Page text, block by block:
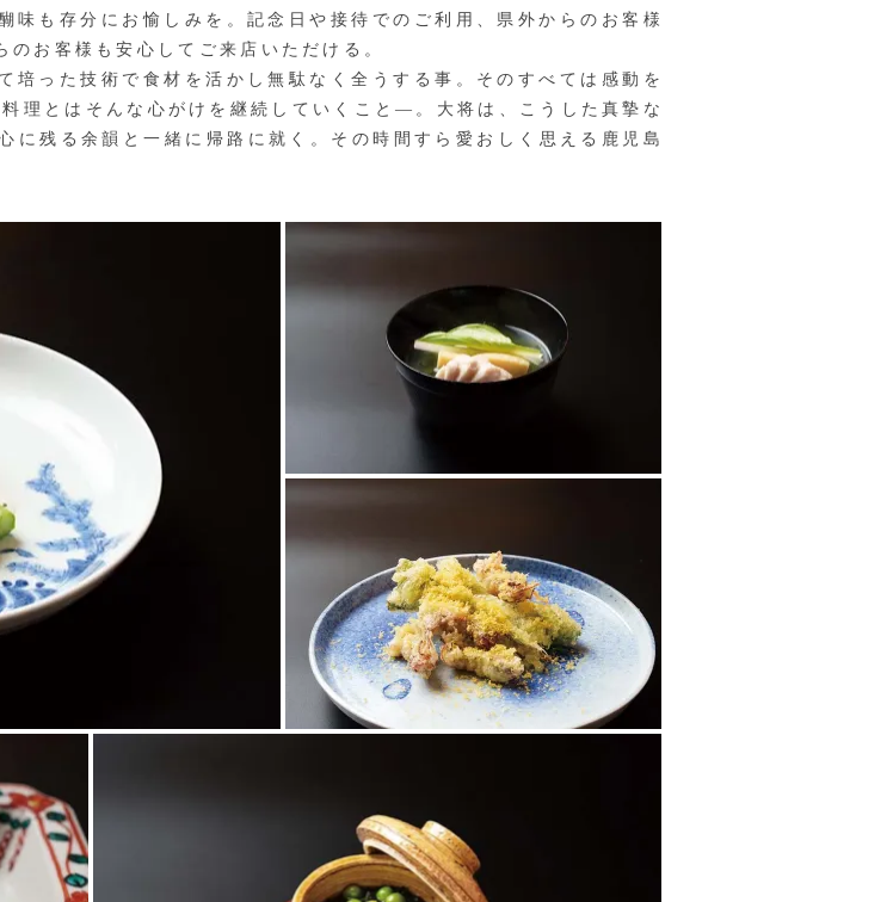
味も存分にお愉しみを。記念日や接待でのご利用、県外からのお客様
お客様も安心してご来店いただける。
った技術で食材を活かし無駄なく全うする事。そのすべては感動を
理とはそんな心がけを継続していくこと—。大将は、こうした真摯な
に残る余韻と一緒に帰路に就く。その時間すら愛おしく思える鹿児島